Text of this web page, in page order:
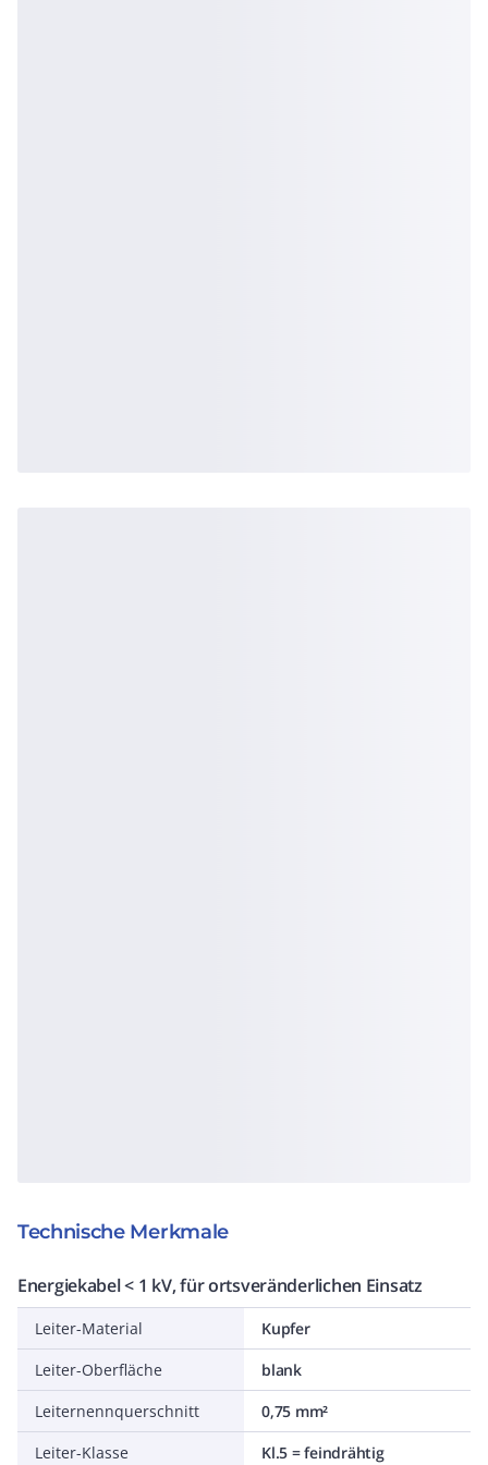
Technische Merkmale
Energiekabel < 1 kV, für ortsveränderlichen Einsatz
Leiter-Material
Kupfer
Leiter-Oberfläche
blank
Leiternennquerschnitt
0,75 mm²
Leiter-Klasse
Kl.5 = feindrähtig